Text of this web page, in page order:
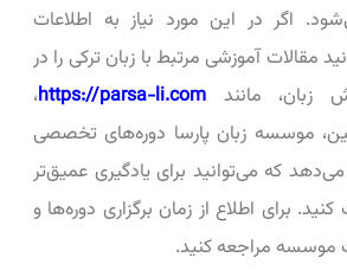
اگر در این مورد نیاز به اطلاعات
مقالات آموزشی مرتبط با زبان ترکی را در
زبان، مانند https://parsa-li.com،
موسسه زبان پارسا دوره‌های تخصصی
می‌دهد که می‌توانید برای یادگیری عمیق‌تر
برای اطلاع از زمان برگزاری دوره‌ها و
موسسه مراجعه کنید.